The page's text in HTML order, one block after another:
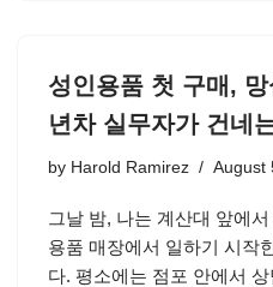
성인용품 첫 구매,
년차 실무자가 건네
by Harold Ramirez August
그날 밤, 나는 계산대 앞에
용품 매장에서 일하기 시작
다. 평소에는 점포 안에서